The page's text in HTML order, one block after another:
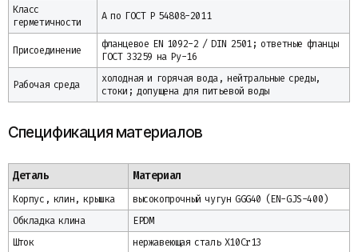
Класс
герметичности
А по ГОСТ Р 54808-2011
Присоединение
фланцевое EN 1092-2 / DIN 2501; ответные фланцы
ГОСТ 33259 на Ру-16
Рабочая среда
холодная и горячая вода, нейтральные среды,
стоки; допущена для питьевой воды
Спецификация материалов
Деталь Материал
Корпус, клин, крышка
высокопрочный чугун GGG40 (EN-GJS-400)
Обкладка клина
EPDM
Шток
нержавеющая сталь X10Cr13